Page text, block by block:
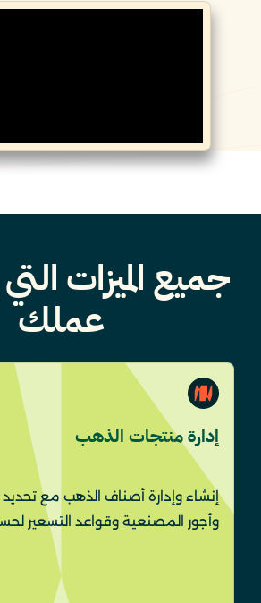
جميع الميزات
عملك
إدارة منتجات الذهب
إنشاء وإدارة أصناف الذهب مع تحديد
وأجور المصنعية وقواعد التسعير